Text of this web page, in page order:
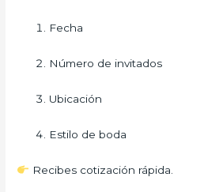
Fecha
Número de invitados
Ubicación
Estilo de boda
Recibes cotización rápida.